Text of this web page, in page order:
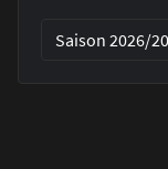
Saison 2026/